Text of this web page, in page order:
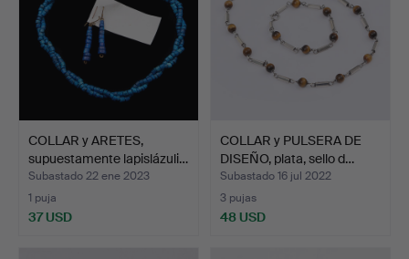
COLLAR y ARETES,
supuestamente lapislázuli…
Subastado 22 ene 2023
1 puja
37 USD
COLLAR y PULSERA DE
DISEÑO, plata, sello d…
Subastado 16 jul 2022
3 pujas
48 USD